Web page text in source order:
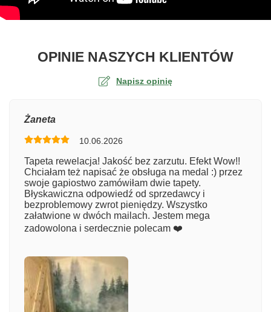
OPINIE NASZYCH KLIENTÓWO
Napisz opinię
Numer zamówienia
Imię
Żaneta
10.06.2026
Tapeta rewelacja! Jakość bez zarzutu. Efekt Wow!!
Chciałam też napisać że obsługa na medal :) przez
swoje gapiostwo zamówiłam dwie tapety.
Błyskawiczna odpowiedź od sprzedawcy i
bezproblemowy zwrot pieniędzy. Wszystko
załatwione w dwóch mailach. Jestem mega
zadowolona i serdecznie polecam ❤️